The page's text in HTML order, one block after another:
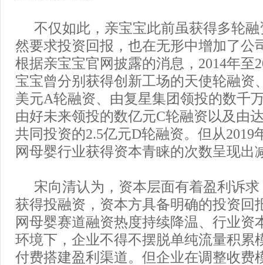
不仅如此，亲宝宝此前虽获得多轮
然要求投资回报，也在无形中增加了公
根据亲宝宝官网披露的消息，2014年至
宝宝曾分别获得创新工场的天使轮融资
美元A轮融资、由复星集团领投的数千
由好未来领投的数亿元C轮融资以及由
共同投资的2.5亿元D轮融资。但从2019
网母婴行业获得资本青睐的次数呈现出
宋向清认为，资本层面有着盈利诉
获得投融资，资本方具备明确的投资回
网母婴赛道融资热度持续降温、行业资
环境下，企业不得不摆脱单纯流量积累
付费搭建盈利渠道。但企业在调整收费